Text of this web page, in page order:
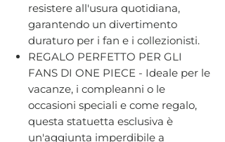
resistere all'usura quotidiana,
garantendo un divertimento
duraturo per i fan e i collezionisti.
REGALO PERFETTO PER GLI
FANS DI ONE PIECE - Ideale per le
vacanze, i compleanni o le
occasioni speciali e come regalo,
questa statuetta esclusiva è
un'aggiunta imperdibile a